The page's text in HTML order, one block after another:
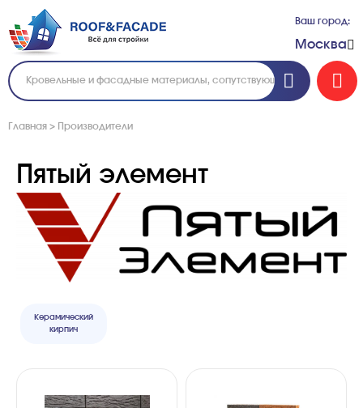
Ваш город:
Москва
Главная > Производители
Пятый элемент
Керамический
кирпич